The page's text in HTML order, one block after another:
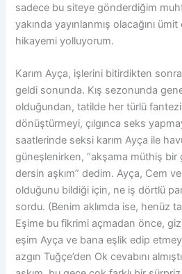
sadece bu siteye gönderdiğim
yakında yayınlanmış olacağını
hikayemi yolluyorum.
Karım Ayça, işlerini bitirdikten sonra
geldi sonunda. Kış sezonunda
olduğundan, tatilde her türlü
dönüştürmeyi, çılgınca seks
saatlerinde seksi karım Ayça ile
güneşlenirken, “akşama müthiş bir
dersin aşkım” dedim. Ayça, Cem
olduğunu bildiği için, ne iş dörtlü
sordu. (Benim aklımda ise, henüz
Eşime bu fikrimi açmadan önce,
eşim Ayça ve bana eşlik edip
azgın Tuğçe’den Ok cevabını